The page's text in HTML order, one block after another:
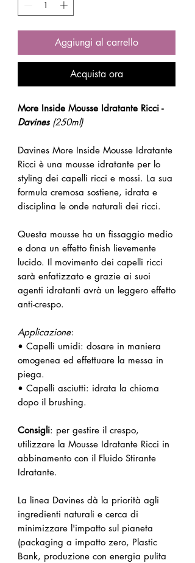
Aggiungi al carrello
Acquista ora
More Inside Mousse Idratante Ricci -
Davines(250ml)
Davines More Inside Mousse Idratante
Ricci è una mousse idratante per lo
styling dei capelli ricci e mossi. La sua
formula cremosa sostiene, idrata e
disciplina le onde naturali dei ricci.
Questa mousse ha un fissaggio medio
e dona un effetto finish lievemente
lucido. Il movimento dei capelli ricci
sarà enfatizzato e grazie ai suoi
agenti idratanti avrà un leggero effetto
anti-crespo.
Applicazione:
• Capelli umidi: dosare in maniera
omogenea ed effettuare la messa in
piega.
• Capelli asciutti: idrata la chioma
dopo il brushing.
Consigli: per gestire il crespo,
utilizzare la Mousse Idratante Ricci in
abbinamento con il Fluido Stirante
Idratante.
La linea Davines dà la priorità agli
ingredienti naturali e cerca di
minimizzare l'impatto sul pianeta
(packaging a impatto zero, Plastic
Bank, produzione con energia pulita